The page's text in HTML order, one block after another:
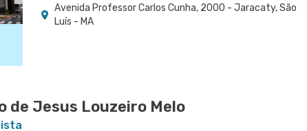
Avenida Professor Carlos Cunha, 2000 - Jaracaty, São
Luís - MA
de Jesus Louzeiro Melo